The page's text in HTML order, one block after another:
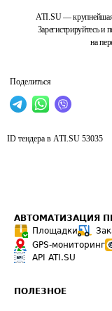
ATI.SU — крупнейшая
Зарегистрируйтесь и
на
Поделиться
ID тендера в ATI.SU 53035
АВТОМАТИЗАЦИЯ
Площадки
GPS-мониторинг
API ATI.SU
ПОЛЕЗНОЕ